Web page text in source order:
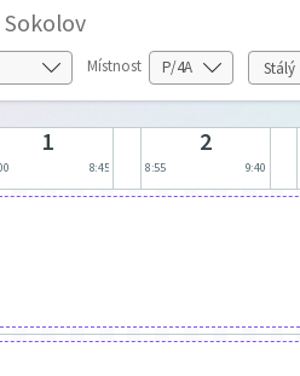
Místnost Stálý
1
8:45
2
8:55 9:40